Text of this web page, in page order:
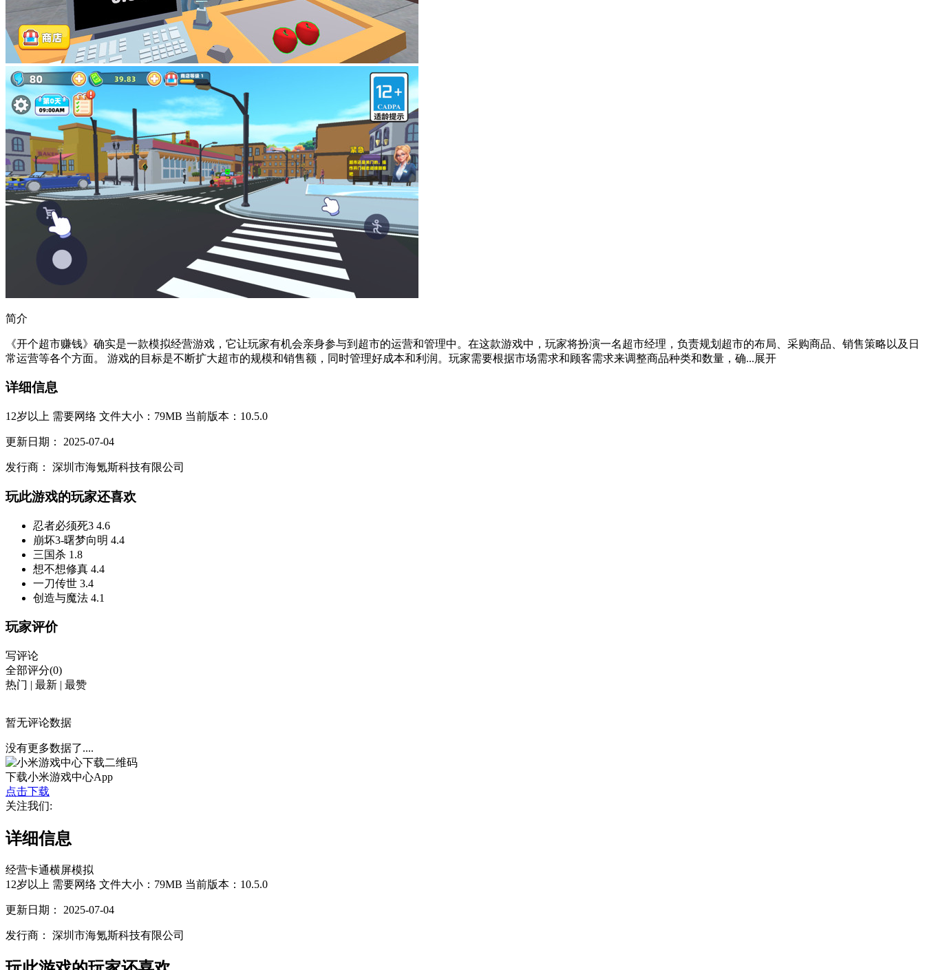
简介
《开个超市赚钱》确实是一款模拟经营游戏，它让玩家有机会亲身参与到超市的运营和管理中。在这款游戏中，玩家将扮演一名超市经理，负责规划超市的布局、采购商品、销售策略以及日
常运营等各个方面。 游戏的目标是不断扩大超市的规模和销售额，同时管理好成本和利润。玩家需要根据市场需求和顾客需求来调整商品种类和数量，确...展开
详细信息
12岁以上 需要网络 文件大小：79MB 当前版本：10.5.0
更新日期： 2025-07-04
发行商： 深圳市海氪斯科技有限公司
玩此游戏的玩家还喜欢
忍者必须死3 4.6
崩坏3-曙梦向明 4.4
三国杀 1.8
想不想修真 4.4
一刀传世 3.4
创造与魔法 4.1
玩家评价
写评论
全部评分(0)
热门 | 最新 | 最赞
暂无评论数据
没有更多数据了....
下载小米游戏中心App
点击下载
关注我们:
详细信息
经营卡通横屏模拟
12岁以上 需要网络 文件大小：79MB 当前版本：10.5.0
更新日期： 2025-07-04
发行商： 深圳市海氪斯科技有限公司